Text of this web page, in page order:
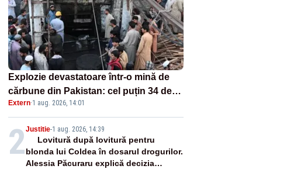
Explozie devastatoare într-o mină de
cărbune din Pakistan: cel puțin 34 de
morți - VIDEO
Extern·1 aug. 2026, 14:01
2Justitie-1 aug. 2026, 14:39
Lovitură după lovitură pentru
blonda lui Coldea în dosarul drogurilor.
Alessia Păcuraru explică decizia